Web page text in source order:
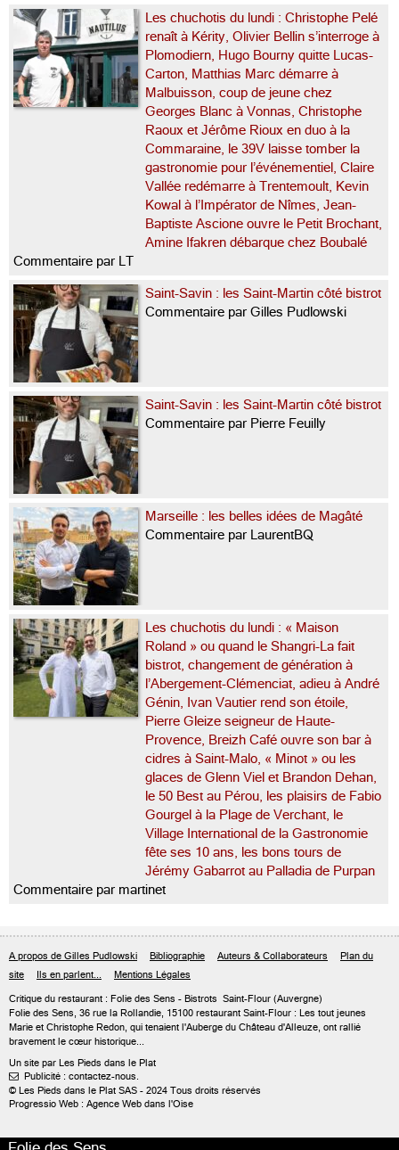
Les chuchotis du lundi : Christophe Pelé
renaît à Kérity, Olivier Bellin s’interroge à
Plomodiern, Hugo Bourny quitte Lucas-
Carton, Matthias Marc démarre à
Malbuisson, coup de jeune chez
Georges Blanc à Vonnas, Christophe
Raoux et Jérôme Rioux en duo à la
Commaraine, le 39V laisse tomber la
gastronomie pour l’événementiel, Claire
Vallée redémarre à Trentemoult, Kevin
Kowal à l’Impérator de Nîmes, Jean-
Baptiste Ascione ouvre le Petit Brochant,
Amine Ifakren débarque chez Boubalé
Commentaire par LT
Saint-Savin : les Saint-Martin côté bistrot
Commentaire par Gilles Pudlowski
Saint-Savin : les Saint-Martin côté bistrot
Commentaire par Pierre Feuilly
Marseille : les belles idées de Magâté
Commentaire par LaurentBQ
Les chuchotis du lundi : « Maison
Roland » ou quand le Shangri-La fait
bistrot, changement de génération à
l’Abergement-Clémenciat, adieu à André
Génin, Ivan Vautier rend son étoile,
Pierre Gleize seigneur de Haute-
Provence, Breizh Café ouvre son bar à
cidres à Saint-Malo, « Minot » ou les
glaces de Glenn Viel et Brandon Dehan,
le 50 Best au Pérou, les plaisirs de Fabio
Gourgel à la Plage de Verchant, le
Village International de la Gastronomie
fête ses 10 ans, les bons tours de
Jérémy Gabarrot au Palladia de Purpan
Commentaire par martinet
A propos de Gilles Pudlowski Bibliographie Auteurs & Collaborateurs
Plan du
site
Ils en parlent... Mentions Légales
Critique du restaurant : Folie des Sens - Bistrots Saint-Flour (Auvergne)
Folie des Sens, 36 rue la Rollandie, 15100 restaurant Saint-Flour : Les tout jeunes
Marie et Christophe Redon, qui tenaient l'Auberge du Château d'Alleuze, ont rallié
bravement le cœur historique...
Un site par Les Pieds dans le Plat
 Publicité : contactez-nous.
© Les Pieds dans le Plat SAS - 2024 Tous droits réservés
Progressio Web : Agence Web dans l'Oise